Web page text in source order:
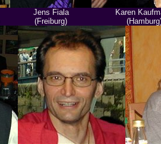
Jens Fiala
(Freiburg)
Karen